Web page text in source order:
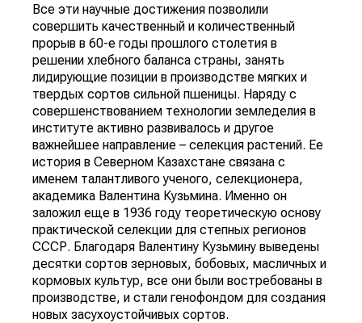
Все эти научные достижения позволили
совершить качественный и количественный
прорыв в 60-е годы прошлого столетия в
решении хлебного баланса страны, занять
лидирующие позиции в производстве мягких и
твердых сортов сильной пшеницы. Наряду с
совершенствованием технологии земледелия в
институте активно развивалось и другое
важнейшее направление – селекция растений. Ее
история в Северном Казахстане связана с
именем талантливого ученого, селекционера,
академика Валентина Кузьмина. Именно он
заложил еще в 1936 году теоретическую основу
практической селекции для степных регионов
СССР. Благодаря Валентину Кузьмину выведены
десятки сортов зерновых, бобовых, масличных и
кормовых культур, все они были востребованы в
производстве, и стали генофондом для создания
новых засухоустойчивых сортов.